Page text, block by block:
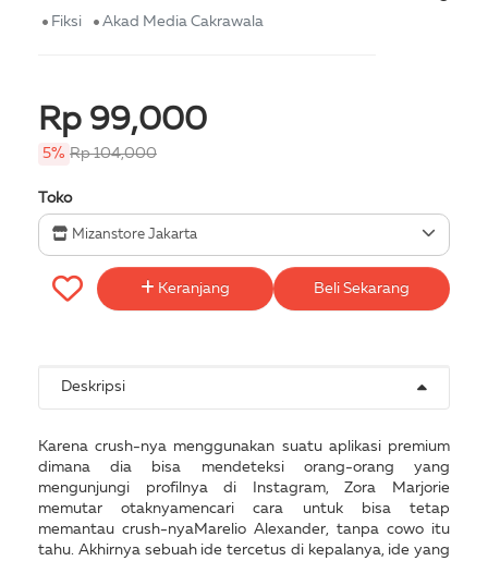
Fiksi Akad Media Cakrawala
Rp 99,000
5% Rp 104,000
Toko
Mizanstore Jakarta
Keranjang Beli Sekarang
Deskripsi
Karena crush-nya menggunakan suatu aplikasi premium
dimana dia bisa mendeteksi orang-orang yang
mengunjungi profilnya di Instagram, Zora Marjorie
memutar otaknyamencari cara untuk bisa tetap
memantau crush-nyaMarelio Alexander, tanpa cowo itu
tahu. Akhirnya sebuah ide tercetus di kepalanya, ide yang